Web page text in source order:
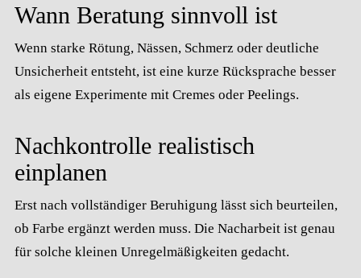
Wann Beratung sinnvoll ist
Wenn starke Rötung, Nässen, Schmerz oder deutliche
Unsicherheit entsteht, ist eine kurze Rücksprache besser
als eigene Experimente mit Cremes oder Peelings.
Nachkontrolle realistisch
einplanen
Erst nach vollständiger Beruhigung lässt sich beurteilen,
ob Farbe ergänzt werden muss. Die Nacharbeit ist genau
für solche kleinen Unregelmäßigkeiten gedacht.